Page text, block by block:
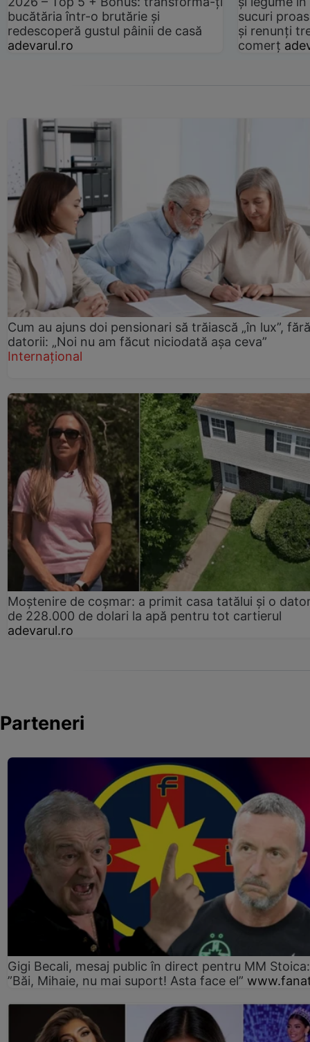
bucătăria într-o brutărie și
redescoperă gustul pâinii de casă
adevarul.ro
sucuri
și renunți
comerț
Cum au ajuns doi pensionari să trăiască „în lux”, fără
datorii: „Noi nu am făcut niciodată așa ceva”
Internațional
Moștenire de coșmar: a primit casa tatălui și o
de 228.000 de dolari la apă pentru tot cartierul
adevarul.ro
Parteneri
Gigi Becali, mesaj public în direct pentru MM Stoica:
”Băi, Mihaie, nu mai suport! Asta face el”